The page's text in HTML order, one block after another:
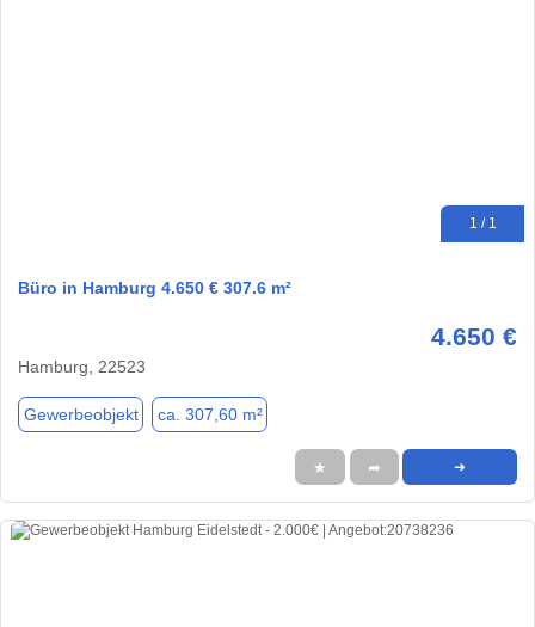
1 / 1
Büro in Hamburg 4.650 € 307.6 m²
4.650 €
Hamburg, 22523
Gewerbeobjekt ca. 307,60 m²
★ ➦ ➜